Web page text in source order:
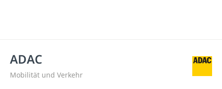
ADAC
Mobilität und Verkehr